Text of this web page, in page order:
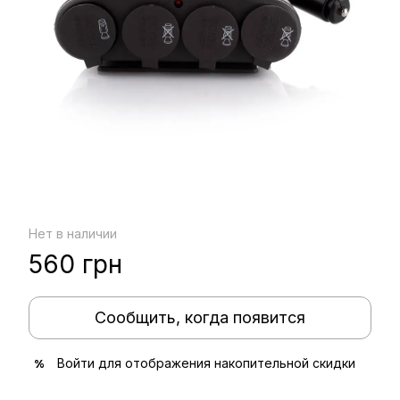
Нет в наличии
560 грн
Сообщить, когда появится
% Войти для отображения накопительной скидки